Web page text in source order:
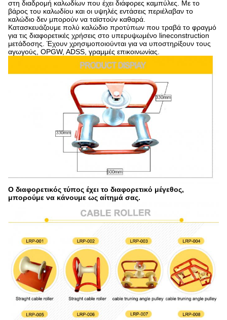
στη διαδρομή καλωδίων που έχει διάφορες καμπύλες. Με το
βάρος του καλωδίου και οι υψηλές εντάσεις περιέλαβαν το
καλώδιο δεν μπορούν να ταϊστούν καθαρά.
Κατασκευάζουμε πολύ καλώδιο προτύπων που τραβά το φραγμό
για τις διαφορετικές χρήσεις στο υπερυψωμένο lineconstruction
μετάδοσης. Έχουν χρησιμοποιούνται για να υποστηρίξουν τους
αγωγούς, OPGW, ADSS, γραμμές επικοινωνίας.
Ο διαφορετικός τύπος έχει το διαφορετικό μέγεθος,
μπορούμε να κάνουμε ως αίτημά σας.